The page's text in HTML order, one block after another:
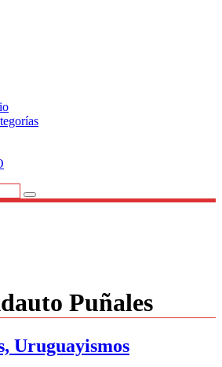
Puñales
Uruguayismos